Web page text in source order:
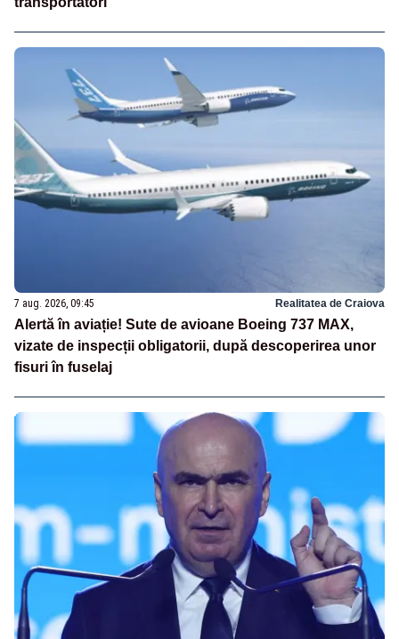
7 aug. 2026, 09:45 Realitatea de Craiova
Alertă în aviație! Sute de avioane Boeing 737 MAX,
vizate de inspecții obligatorii, după descoperirea unor
fisuri în fuselaj